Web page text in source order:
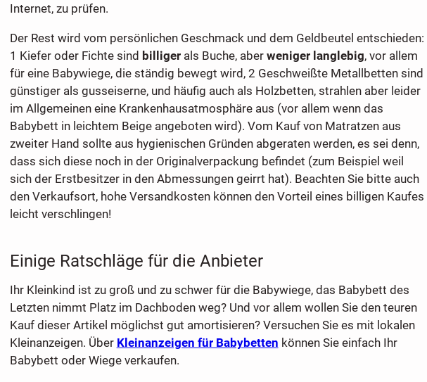
Internet, zu prüfen.
Der Rest wird vom persönlichen Geschmack und dem Geldbeutel entschieden:
1 Kiefer oder Fichte sind billigerals Buche, aber weniger langlebig, vor allem
für eine Babywiege, die ständig bewegt wird, 2 Geschweißte Metallbetten sind
günstiger als gusseiserne, und häufig auch als Holzbetten, strahlen aber leider
im Allgemeinen eine Krankenhausatmosphäre aus (vor allem wenn das
Babybett in leichtem Beige angeboten wird). Vom Kauf von Matratzen aus
zweiter Hand sollte aus hygienischen Gründen abgeraten werden, es sei denn,
dass sich diese noch in der Originalverpackung befindet (zum Beispiel weil
sich der Erstbesitzer in den Abmessungen geirrt hat). Beachten Sie bitte auch
den Verkaufsort, hohe Versandkosten können den Vorteil eines billigen Kaufes
leicht verschlingen!
Einige Ratschläge für die Anbieter
Ihr Kleinkind ist zu groß und zu schwer für die Babywiege, das Babybett des
Letzten nimmt Platz im Dachboden weg? Und vor allem wollen Sie den teuren
Kauf dieser Artikel möglichst gut amortisieren? Versuchen Sie es mit lokalen
Kleinanzeigen. Über Kleinanzeigen für Babybetten können Sie einfach Ihr
Babybett oder Wiege verkaufen.